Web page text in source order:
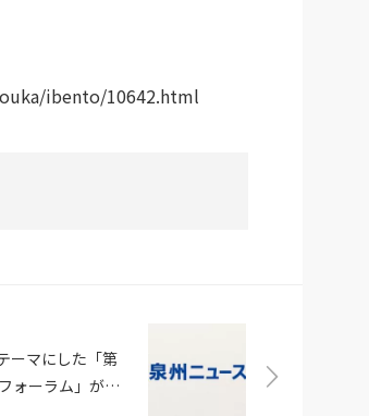
ibento/10642.html
ーマにした「第
ォーラム」が6